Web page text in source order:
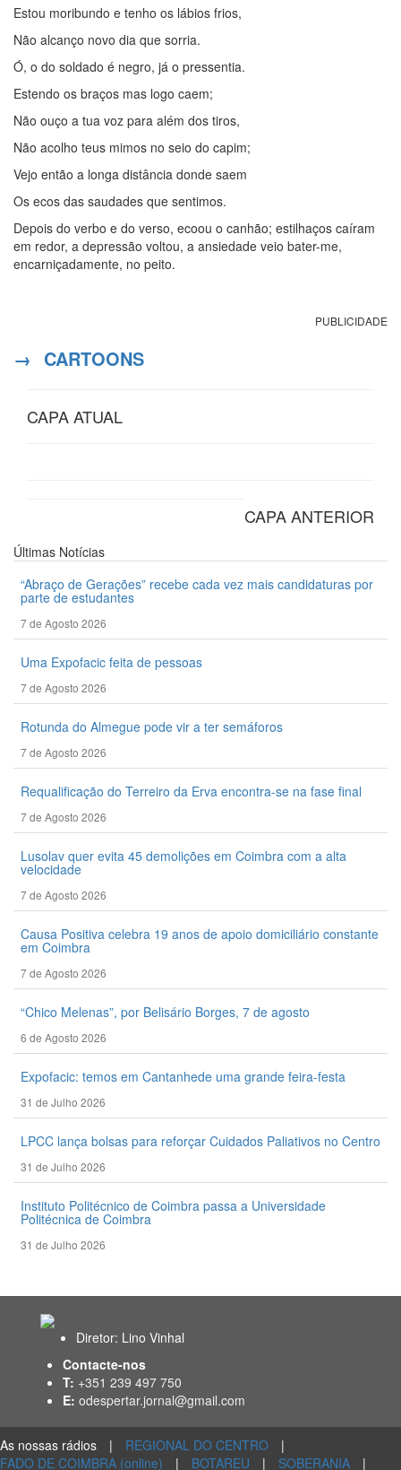
Estou moribundo e tenho os lábios frios,
Não alcanço novo dia que sorria.
Ó, o do soldado é negro, já o pressentia.
Estendo os braços mas logo caem;
Não ouço a tua voz para além dos tiros,
Não acolho teus mimos no seio do capim;
Vejo então a longa distância donde saem
Os ecos das saudades que sentimos.
Depois do verbo e do verso, ecoou o canhão; estilhaços caíram
em redor, a depressão voltou, a ansiedade veio bater-me,
encarniçadamente, no peito.
PUBLICIDADE
→ CARTOONS
CAPA ATUAL
CAPA ANTERIOR
Últimas Notícias
“Abraço de Gerações” recebe cada vez mais candidaturas por
parte de estudantes
7 de Agosto 2026
Uma Expofacic feita de pessoas
7 de Agosto 2026
Rotunda do Almegue pode vir a ter semáforos
7 de Agosto 2026
Requalificação do Terreiro da Erva encontra-se na fase final
7 de Agosto 2026
Lusolav quer evita 45 demolições em Coimbra com a alta
velocidade
7 de Agosto 2026
Causa Positiva celebra 19 anos de apoio domiciliário constante
em Coimbra
7 de Agosto 2026
“Chico Melenas”, por Belisário Borges, 7 de agosto
6 de Agosto 2026
Expofacic: temos em Cantanhede uma grande feira-festa
31 de Julho 2026
LPCC lança bolsas para reforçar Cuidados Paliativos no Centro
31 de Julho 2026
Instituto Politécnico de Coimbra passa a Universidade
Politécnica de Coimbra
31 de Julho 2026
Diretor: Lino Vinhal
Contacte-nos
T: +351 239 497 750
E: odespertar.jornal@gmail.com
As nossas rádios | REGIONAL DO CENTRO
|
FADO DE COIMBRA (online)
| BOTAREU | SOBERANIA |